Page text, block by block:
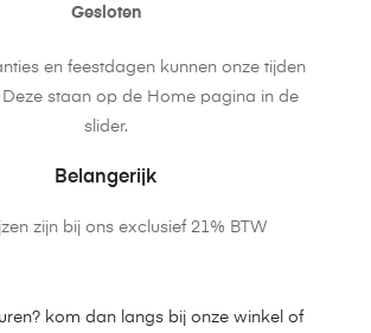
Gesloten
en feestdagen kunnen onze tijden
Deze staan op de Home pagina in de
slider.
Belangerijk
zijn bij ons exclusief 21% BTW
kom dan langs bij onze winkel of